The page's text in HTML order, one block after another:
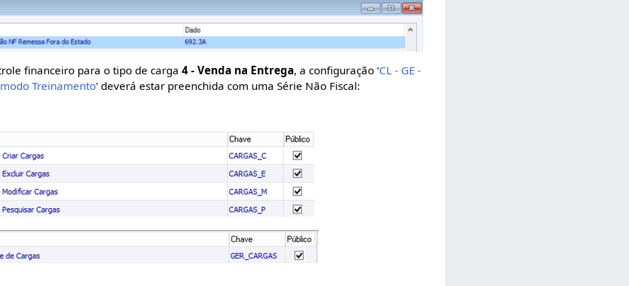
financeiro para o tipo de carga4 - Venda na Entrega, a configuração ‘CL - GE -
Treinamento' deverá estar preenchida com uma Série Não Fiscal: